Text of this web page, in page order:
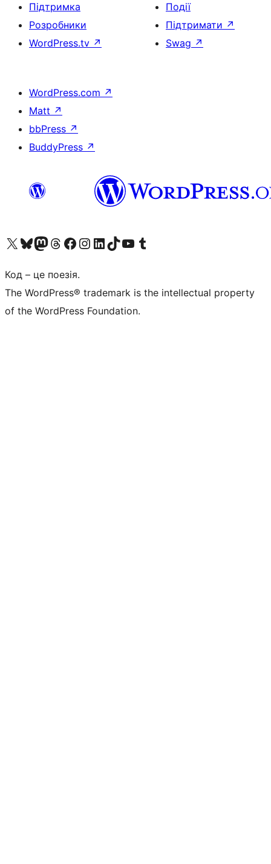
Підтримка
Розробники
WordPress.tv ↗
Події
Підтримати ↗
Swag ↗
WordPress.com ↗
Matt ↗
bbPress ↗
BuddyPress ↗
Visit our X (formerly Twitter) account
Visit our Bluesky account
Завітайте до нашої стрічки в Mastodon
Visit our Threads account
Завітайте на нашу сторінку в Facebook
Visit our Instagram account
Visit our LinkedIn account
Visit our TikTok account
Visit our YouTube channel
Visit our Tumblr account
Код – це поезія.
The WordPress® trademark is the intellectual property
of the WordPress Foundation.